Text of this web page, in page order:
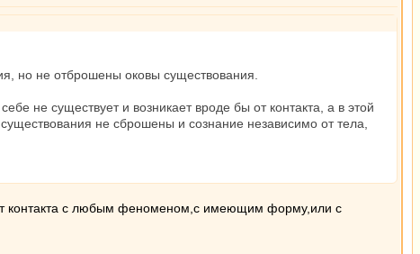
но не отброшены оковы существования.
не существует и возникает вроде бы от контакта, а в этой
не сброшены и сознание независимо от тела,
контакта с любым феноменом,с имеющим форму,или с